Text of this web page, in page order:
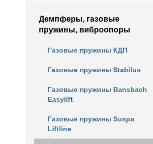
Демпферы, газовые
пружины, виброопоры
Газовые пружины КДП
Газовые пружины Stabilus
Газовые пружины Bansbach
Easylift
Газовые пружины Suspa
Liftline